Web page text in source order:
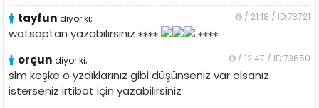
tayfun diyor ki; / 21:18 / ID:73721
watsaptan yazabılırsınız
orçun diyor ki; / 12:47 / ID:73650
slm keşke o yzdıklarınız gibi düşünseniz var olsanız
isterseniz irtibat için yazabilirsiniz